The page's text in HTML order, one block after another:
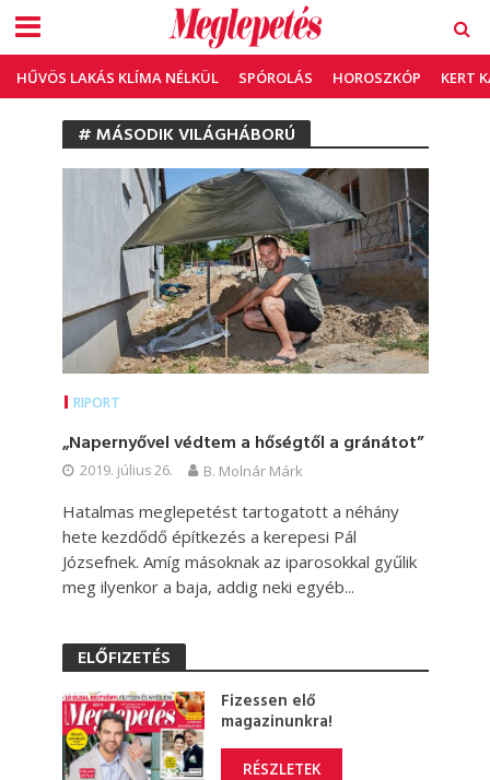
HŰVÖS LAKÁS KLÍMA NÉLKÜL SPÓROLÁS HOROSZKÓP KERT
# MÁSODIK VILÁGHÁBORÚ
RIPORT
„Napernyővel védtem a hőségtől a gránátot”
2019. július 26. B. Molnár Márk
Hatalmas meglepetést tartogatott a néhány
hete kezdődő építkezés a kerepesi Pál
Józsefnek. Amíg másoknak az iparosokkal gyűlik
meg ilyenkor a baja, addig neki egyéb...
ELŐFIZETÉS
Fizessen elő
magazinunkra!
RÉSZLETEK